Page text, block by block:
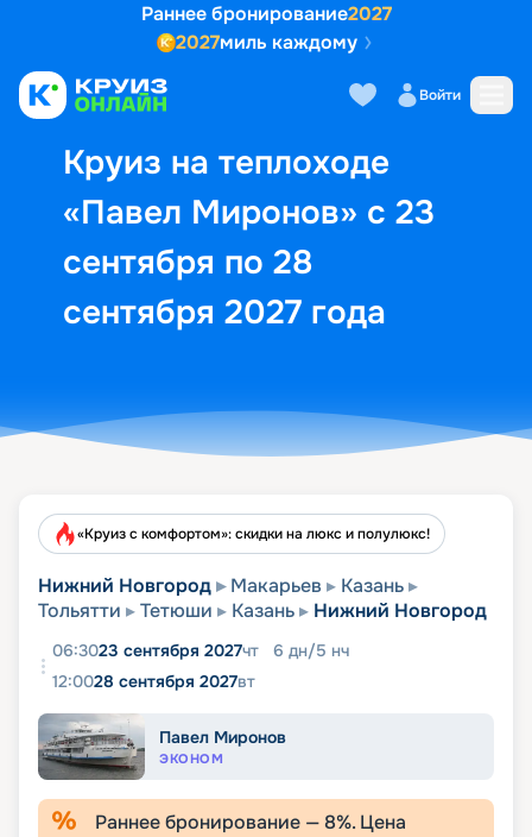
Раннее бронирование2027
2027миль каждому
Войти
Круиз на теплоходе
«Павел Миронов» с 23
сентября по 28
сентября 2027 года
Выбор кают Маршрут и
«Круиз с комфортом»: скидки на люкс и полулюкс!
Нижний Новгород Макарьев
Казань
Тольятти
Тетюши Казань Нижний Новгород
06:3023 сентября 2027чт 6 дн/5 нч
12:0028 сентября 2027вт
Павел Миронов
ЭКОНОМ
Раннее бронирование — 8%. Цена